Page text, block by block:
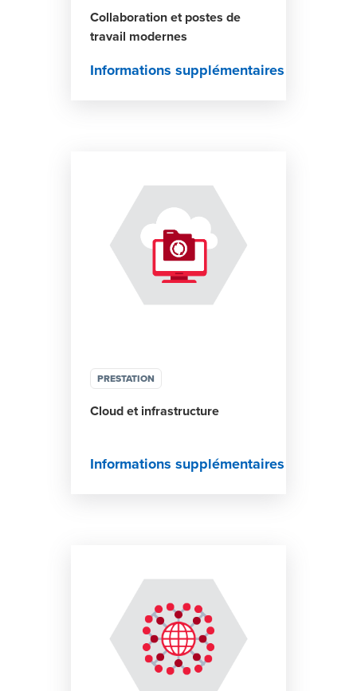
Collaboration et postes de
travail modernes
Informations supplémentaires
PRESTATION
Cloud et infrastructure
Informations supplémentaires